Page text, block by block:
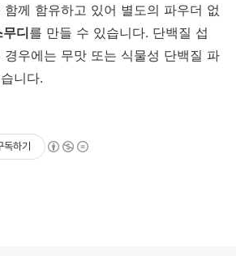
께 함유하고 있어 별도의 파우더 없
무디를 만들 수 있습니다. 단백질 섭
우에는 무맛 또는 식물성 단백질 파
니다.
독하기